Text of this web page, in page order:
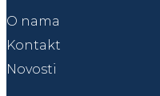
O nama
Kontakt
Novosti